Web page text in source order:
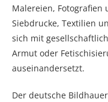
Malereien, Fotografien
Siebdrucke, Textilien
sich mit
Armut oder
auseinandersetzt.
Der deutsche